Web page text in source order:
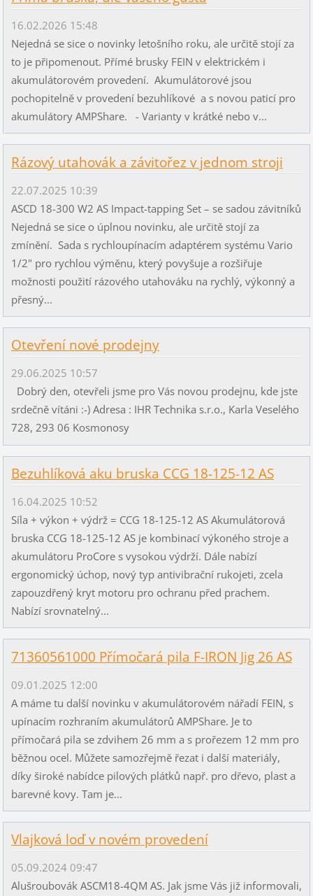
16.02.2026 15:48
Nejedná se sice o novinky letošního roku, ale určitě stojí za
to je připomenout. Přímé brusky FEIN v elektrickém i
akumulátorovém provedení. Akumulátorové jsou
pochopitelně v provedení bezuhlíkové a s novou paticí pro
akumulátory AMPShare. - Varianty v krátké nebo v...
Rázový utahovák a závitořez v jednom stroji
22.07.2025 10:39
ASCD 18-300 W2 AS Impact-tapping Set – se sadou závitníků
Nejedná se sice o úplnou novinku, ale určitě stojí za
zmínění. Sada s rychloupínacím adaptérem systému Vario
1/2" pro rychlou výměnu, který povyšuje a rozšiřuje
možnosti použití rázového utahováku na rychlý, výkonný a
přesný...
Otevření nové prodejny
29.06.2025 10:57
Dobrý den, otevřeli jsme pro Vás novou prodejnu, kde jste
srdečně vítáni :-) Adresa : IHR Technika s.r.o., Karla Veselého
728, 293 06 Kosmonosy
Bezuhlíková aku bruska CCG 18-125-12 AS
16.04.2025 10:52
Síla + výkon + výdrž = CCG 18-125-12 AS Akumulátorová
bruska CCG 18-125-12 AS je kombinací výkoného stroje a
akumulátoru ProCore s vysokou výdrží. Dále nabízí
ergonomický úchop, nový typ antivibrační rukojeti, zcela
zapouzdřený kryt motoru pro ochranu před prachem.
Nabízí srovnatelný...
71360561000 Přímočará pila F-IRON Jig 26 AS
09.01.2025 12:00
A máme tu další novinku v akumulátorovém nářadí FEIN, s
upínacím rozhraním akumulátorů AMPShare. Je to
přímočará pila se zdvihem 26 mm a s prořezem 12 mm pro
běžnou ocel. Můžete samozřejmě řezat i další materiály,
díky široké nabídce pilových plátků např. pro dřevo, plast a
barevné kovy. Tam je...
Vlajková loď v novém provedení
05.09.2024 09:47
Alušroubovák ASCM18-4QM AS. Jak jsme Vás již informovali,